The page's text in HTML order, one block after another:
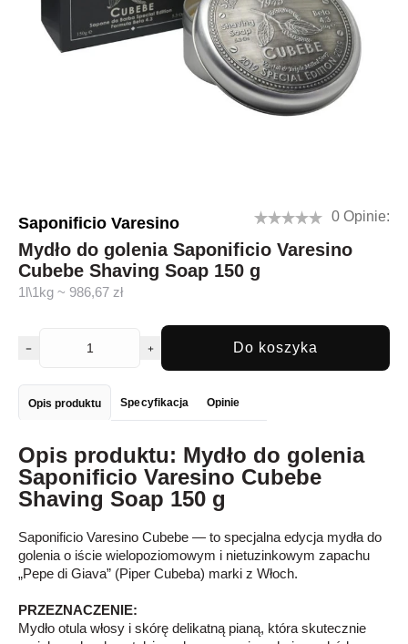
Saponificio Varesino 0 Opinie:
Mydło do golenia Saponificio Varesino
Cubebe Shaving Soap 150 g
1l\1kg ~ 986,67 zł
Do koszyka
Opis produktu Specyfikacja Opinie
Opis produktu: Mydło do golenia
Saponificio Varesino Cubebe
Shaving Soap 150 g
Saponificio Varesino Cubebe — to specjalna edycja mydła do
golenia o iście wielopoziomowym i nietuzinkowym zapachu
„Pepe di Giava” (Piper Cubeba) marki z Włoch.
PRZEZNACZENIE:
Mydło otula włosy i skórę delikatną pianą, która skutecznie